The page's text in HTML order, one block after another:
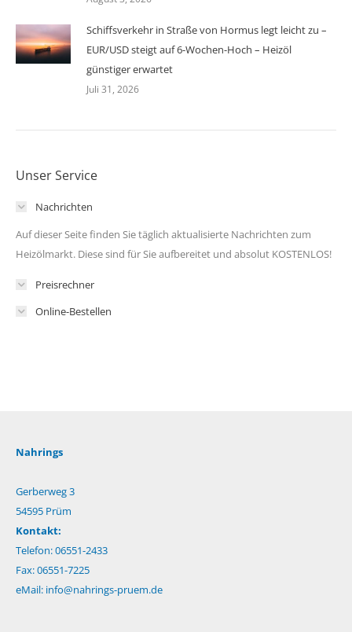
Schiffsverkehr in Straße von Hormus legt leicht zu –
EUR/USD steigt auf 6-Wochen-Hoch – Heizöl
günstiger erwartet
Juli 31, 2026
Unser Service
Nachrichten
Auf dieser Seite finden Sie täglich aktualisierte Nachrichten zum
Heizölmarkt. Diese sind für Sie aufbereitet und absolut KOSTENLOS!
Preisrechner
Online-Bestellen
Nahrings
Gerberweg 3
54595 Prüm
Kontakt:
Telefon: 06551-2433
Fax: 06551-7225
eMail: info@nahrings-pruem.de